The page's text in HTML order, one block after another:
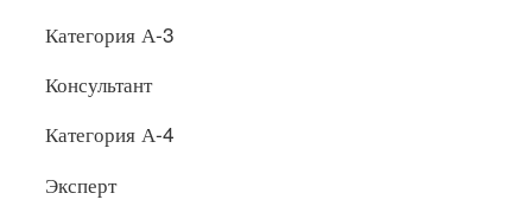
Категория А-3
Консультант
Категория А-4
Эксперт